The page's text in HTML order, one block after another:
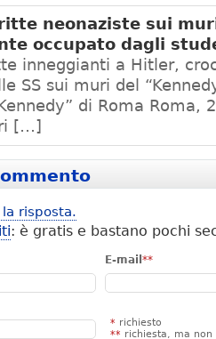
neonaziste sui
occupato dagli
inneggianti a Hitler,
SS sui muri del
Kennedy” di Roma Roma,
[…]
risposta.
: è gratis e bastano pochi
E-mail **
* richiesto
** richiesta, ma non